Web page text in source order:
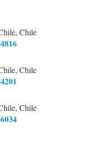
Chile
Chile
Chile